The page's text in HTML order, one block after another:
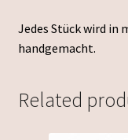
Jedes Stück wird in
handgemacht.
Related